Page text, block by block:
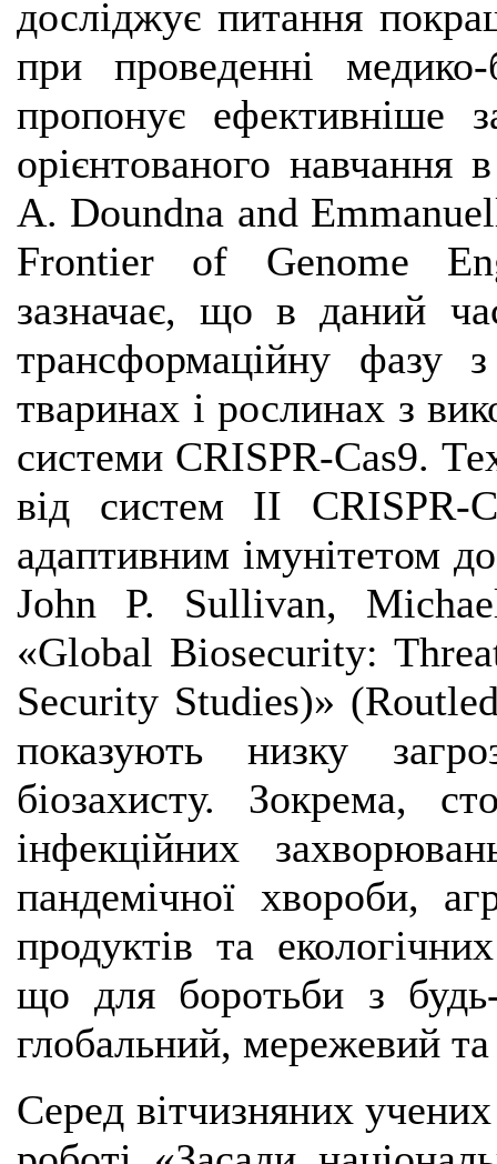
досліджує питання
при проведенні
пропонує ефективніше
орієнтованого навчання
A. Doundna and
Frontier of Genome
зазначає, що в даний
трансформаційну фазу
тваринах і рослинах з
системи CRISPR-Cas9.
від систем II CRISPR-
адаптивним імунітетом
John P. Sullivan,
«Global Biosecurity:
Security Studies)»
показують низку
біозахисту. Зокрема,
інфекційних
пандемічної хвороби,
продуктів та
що для боротьби з
глобальний, мережевий
Серед вітчизняних